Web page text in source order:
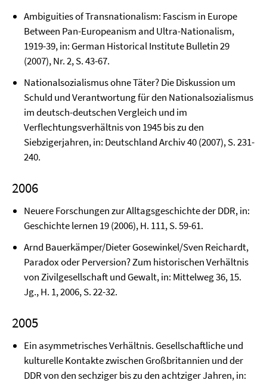
Ambiguities of Transnationalism: Fascism in Europe
Between Pan-Europeanism and Ul­tra-Nationalism,
1919-39, in: German Historical Institute Bulletin 29
(2007), Nr. 2, S. 43-67.
Nationalsozialismus ohne Täter? Die Diskussion um
Schuld und Verantwortung für den Nationalsozialismus
im deutsch-deutschen Vergleich und im
Verflechtungsver­hältnis von 1945 bis zu den
Siebzigerjahren, in: Deutschland Archiv 40 (2007), S. 231-
240.
2006
Neuere Forschungen zur Alltagsgeschichte der DDR, in:
Geschichte lernen 19 (2006), H. 111, S. 59-61.
Arnd Bauerkämper/Dieter Gosewinkel/Sven Reichardt,
Paradox oder Perversion? Zum historischen Verhältnis
von Zivilgesellschaft und Gewalt, in: Mittelweg 36, 15.
Jg., H. 1, 2006, S. 22-32.
2005
Ein asymmetrisches Verhältnis. Gesellschaftliche und
kulturelle Kontakte zwischen Groß­britannien und der
DDR von den sechziger bis zu den achtziger Jahren, in: